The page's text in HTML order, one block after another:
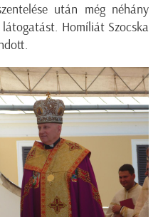
után még néhány
Homíliát Szocska